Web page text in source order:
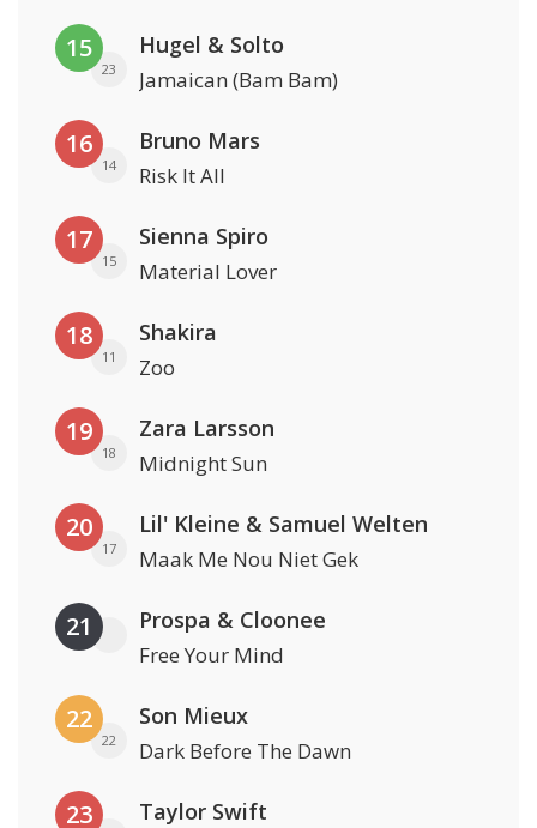
15
23
Hugel & Solto
Jamaican (Bam Bam)
16
14
Bruno Mars
Risk It All
17
15
Sienna Spiro
Material Lover
18
11
Shakira
Zoo
19
18
Zara Larsson
Midnight Sun
20
17
Lil' Kleine & Samuel Welten
Maak Me Nou Niet Gek
21 Prospa & Cloonee
Free Your Mind
22
22
Son Mieux
Dark Before The Dawn
23 Taylor Swift